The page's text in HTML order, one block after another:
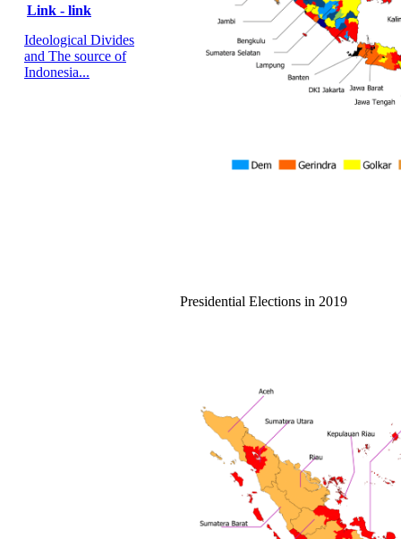
Link - link
Ideological Divides
and The source of
Indonesia...
Presidential Elections in 2019